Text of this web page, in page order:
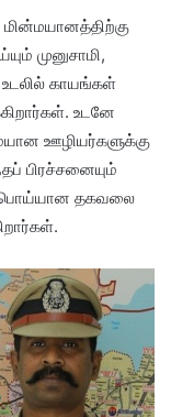
முனுசாமி,
காயங்கள்
உடனே
ஊழியர்களுக்கு
பிரச்சனையும்
பொய்யான தகவலை